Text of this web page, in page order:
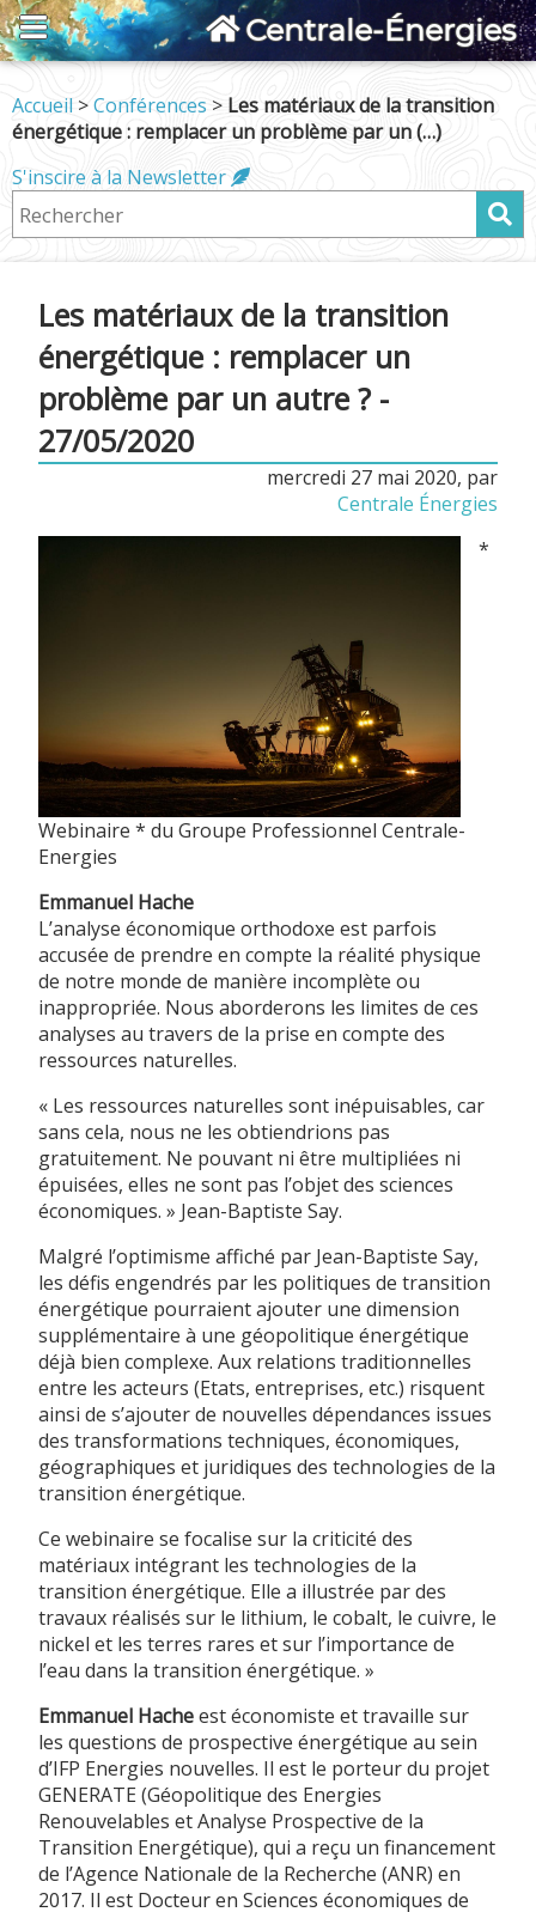
Centrale-Énergies
Accueil >Conférences > Les matériaux de la transition
énergétique : remplacer un problème par un (…)
S'inscire à la Newsletter
Les matériaux de la transition
énergétique : remplacer un
problème par un autre ? -
27/05/2020
mercredi 27 mai 2020, par
Centrale Énergies
*
Webinaire * du Groupe Professionnel Centrale-
Energies
Emmanuel Hache
L’analyse économique orthodoxe est parfois
accusée de prendre en compte la réalité physique
de notre monde de manière incomplète ou
inappropriée. Nous aborderons les limites de ces
analyses au travers de la prise en compte des
ressources naturelles.
« Les ressources naturelles sont inépuisables, car
sans cela, nous ne les obtiendrions pas
gratuitement. Ne pouvant ni être multipliées ni
épuisées, elles ne sont pas l’objet des sciences
économiques. » Jean-Baptiste Say.
Malgré l’optimisme affiché par Jean-Baptiste Say,
les défis engendrés par les politiques de transition
énergétique pourraient ajouter une dimension
supplémentaire à une géopolitique énergétique
déjà bien complexe. Aux relations traditionnelles
entre les acteurs (Etats, entreprises, etc.) risquent
ainsi de s’ajouter de nouvelles dépendances issues
des transformations techniques, économiques,
géographiques et juridiques des technologies de la
transition énergétique.
Ce webinaire se focalise sur la criticité des
matériaux intégrant les technologies de la
transition énergétique. Elle a illustrée par des
travaux réalisés sur le lithium, le cobalt, le cuivre, le
nickel et les terres rares et sur l’importance de
l’eau dans la transition énergétique. »
Emmanuel Hacheest économiste et travaille sur
les questions de prospective énergétique au sein
d’IFP Energies nouvelles. Il est le porteur du projet
GENERATE (Géopolitique des Energies
Renouvelables et Analyse Prospective de la
Transition Energétique), qui a reçu un financement
de l’Agence Nationale de la Recherche (ANR) en
2017. Il est Docteur en Sciences économiques de